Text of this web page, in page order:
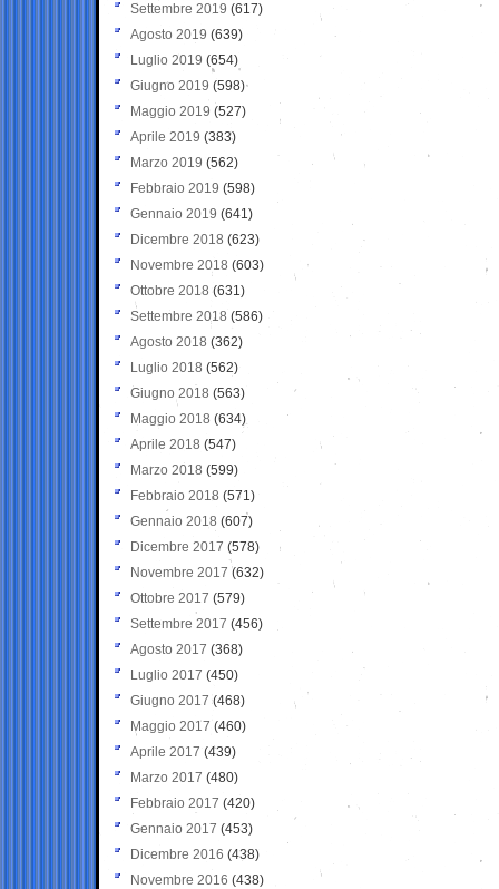
Settembre 2019 (617)
Agosto 2019 (639)
Luglio 2019 (654)
Giugno 2019 (598)
Maggio 2019 (527)
Aprile 2019 (383)
Marzo 2019 (562)
Febbraio 2019 (598)
Gennaio 2019 (641)
Dicembre 2018 (623)
Novembre 2018 (603)
Ottobre 2018 (631)
Settembre 2018 (586)
Agosto 2018 (362)
Luglio 2018 (562)
Giugno 2018 (563)
Maggio 2018 (634)
Aprile 2018 (547)
Marzo 2018 (599)
Febbraio 2018 (571)
Gennaio 2018 (607)
Dicembre 2017 (578)
Novembre 2017 (632)
Ottobre 2017 (579)
Settembre 2017 (456)
Agosto 2017 (368)
Luglio 2017 (450)
Giugno 2017 (468)
Maggio 2017 (460)
Aprile 2017 (439)
Marzo 2017 (480)
Febbraio 2017 (420)
Gennaio 2017 (453)
Dicembre 2016 (438)
Novembre 2016 (438)